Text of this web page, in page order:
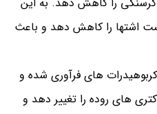
اشتها را کاهش دهد و باعث
های فرآوری شده و
های روده را تغییر دهد و